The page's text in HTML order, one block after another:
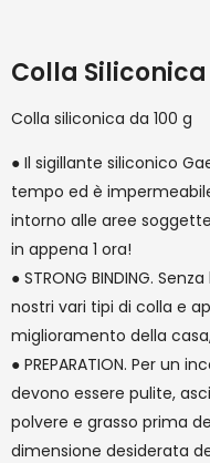
Colla Siliconica
Colla siliconica da 100 g
● Il sigillante siliconico
tempo ed è
intorno alle aree
in appena 1 ora!
● STRONG BINDING.
nostri vari tipi di colla e
miglioramento della
● PREPARATION. Per un
devono essere pulite,
polvere e grasso prima
dimensione desiderata